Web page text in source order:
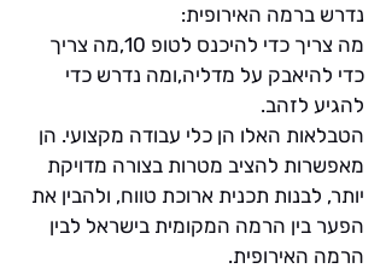
נדרש ברמה האירופית:
מה צריך כדי להיכנס לטופ 10,מה צריך
כדי להיאבק על מדליה,ומה נדרש כדי
להגיע לזהב.
הטבלאות האלו הן כלי עבודה מקצועי. הן
מאפשרות להציב מטרות בצורה מדויקת
יותר, לבנות תכנית ארוכת טווח, ולהבין את
הפער בין הרמה המקומית בישראל לבין
הרמה האירופית.